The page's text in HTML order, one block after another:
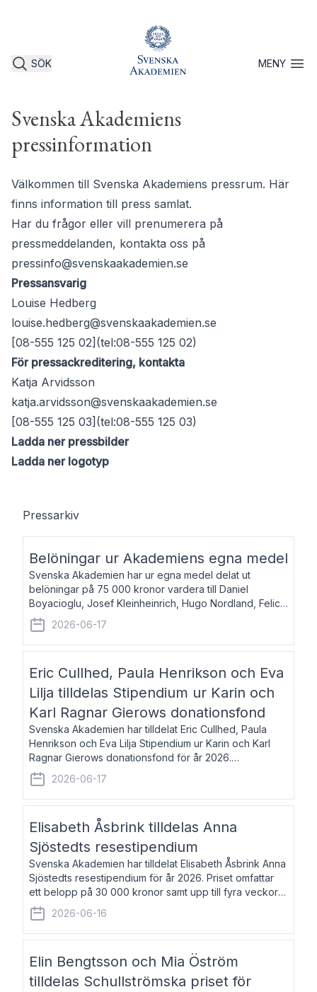
SÖK MENYÖppna
Svenska Akademiens
pressinformation
Välkommen till Svenska Akademiens pressrum. Här
finns information till press samlat.
Har du frågor eller vill prenumerera på
pressmeddelanden, kontakta oss på
pressinfo@svenskaakademien.se
Pressansvarig
Louise Hedberg
louise.hedberg@svenskaakademien.se
[08-555 125 02](tel:08-555 125 02)
För pressackreditering, kontakta
Katja Arvidsson
katja.arvidsson@svenskaakademien.se
[08-555 125 03](tel:08-555 125 03)
Ladda ner pressbilder
Ladda ner logotyp
Pressarkiv
Belöningar ur Akademiens egna medel
Svenska Akademien har ur egna medel delat ut
belöningar på 75 000 kronor vardera till Daniel
Boyacioglu, Josef Kleinheinrich, Hugo Nordland, Felicia
Stenroth och Svante Strandberg. Daniel Boyacioglu,
född 1981, är poet och scenartist. Josef
2026-06-17
Eric Cullhed, Paula Henrikson och Eva
Lilja tilldelas Stipendium ur Karin och
Karl Ragnar Gierows donationsfond
Svenska Akademien har tilldelat Eric Cullhed, Paula
Henrikson och Eva Lilja Stipendium ur Karin och Karl
Ragnar Gierows donationsfond för år 2026.
Stipendiebeloppet är på 70 000 kronor vardera. Eric
Cullhed, född 1985, är professor i grekis
2026-06-17
Elisabeth Åsbrink tilldelas Anna
Sjöstedts resestipendium
Svenska Akademien har tilldelat Elisabeth Åsbrink Anna
Sjöstedts resestipendium för år 2026. Priset omfattar
ett belopp på 30 000 kronor samt upp till fyra veckors
fri vistelse i Akademiens lägenhet i Berlin. Elisabeth
Åsbrink, född 1965 oc
2026-06-16
Elin Bengtsson och Mia Öström
tilldelas Schullströmska priset för